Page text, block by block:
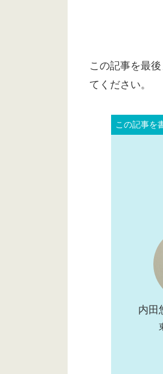
この記事を最
てください。
内田